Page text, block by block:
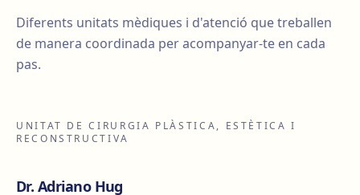
Diferents unitats mèdiques i d'atenció que treballen
de manera coordinada per acompanyar-te en cada
pas.
UNITAT DE CIRURGIA PLÀSTICA, ESTÈTICA I
RECONSTRUCTIVA
Dr. Adriano Hug